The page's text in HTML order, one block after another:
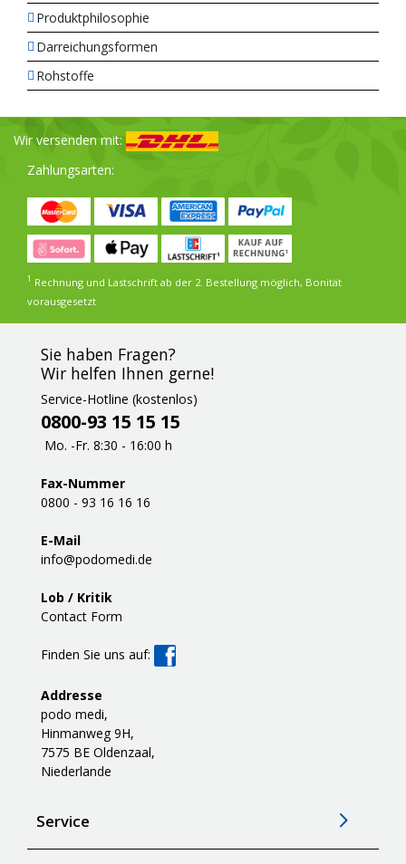
Produktphilosophie
Darreichungsformen
Rohstoffe
Wir versenden mit:
Zahlungsarten:
1 Rechnung und Lastschrift ab der 2. Bestellung möglich, Bonität
vorausgesetzt
Sie haben Fragen?
Wir helfen Ihnen gerne!
Service-Hotline (kostenlos)
0800-93 15 15 15
Mo. -Fr. 8:30 - 16:00 h
Fax-Nummer
0800 - 93 16 16 16
E-Mail
info@podomedi.de
Lob / Kritik
Contact Form
Finden Sie uns auf:
Addresse
podo medi,
Hinmanweg 9H,
7575 BE Oldenzaal,
Niederlande
Service